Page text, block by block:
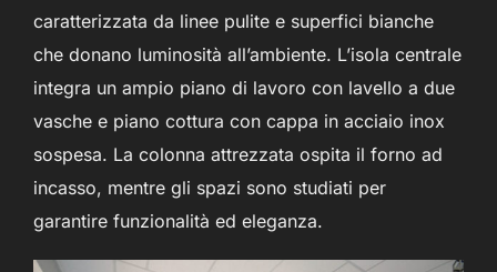
caratterizzata da linee pulite e superfici bianche
che donano luminosità all’ambiente. L’isola centrale
integra un ampio piano di lavoro con lavello a due
vasche e piano cottura con cappa in acciaio inox
sospesa. La colonna attrezzata ospita il forno ad
incasso, mentre gli spazi sono studiati per
garantire funzionalità ed eleganza.